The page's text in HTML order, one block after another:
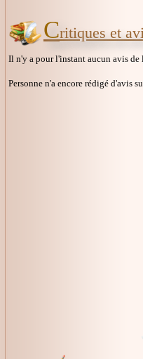
Critiques et
Il n'y a pour l'instant aucun avis
Personne n'a encore rédigé d'avis